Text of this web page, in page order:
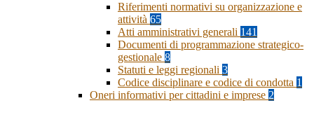
Riferimenti normativi su organizzazione e
attività 65
Atti amministrativi generali 141
Documenti di programmazione strategico-
gestionale 8
Statuti e leggi regionali 3
Codice disciplinare e codice di condotta 1
Oneri informativi per cittadini e imprese 2